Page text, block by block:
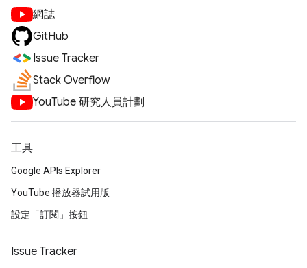
網誌
GitHub
Issue Tracker
Stack Overflow
YouTube 研究人員計劃
工具
Google APIs Explorer
YouTube 播放器試用版
設定「訂閱」按鈕
Issue Tracker